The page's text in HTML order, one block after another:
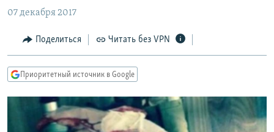
Вернутся
главной
навигации
Вернутся
МНЕНИЯ
КУЛЬТУРА
IDEL.РЕАЛИИ
КАВКАЗ.РЕАЛИИ
СЕВЕР.РЕАЛИИ
СИБИРЬ.РЕАЛИИ
07 декабря 2017
Поделиться Читать без VPN
Приоритетный источник в Google